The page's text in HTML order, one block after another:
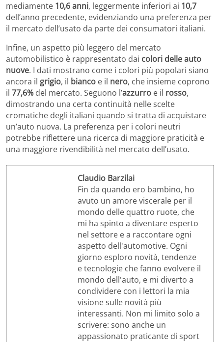
mediamente 10,6 anni, leggermente inferiori ai 10,7
dell’anno precedente, evidenziando una preferenza per
il mercato dell’usato da parte dei consumatori italiani.
Infine, un aspetto più leggero del mercato
automobilistico è rappresentato dai colori delle auto
nuove. I dati mostrano come i colori più popolari siano
ancora il grigio, il bianco e il nero, che insieme coprono
il 77,6% del mercato. Seguono l’azzurro e il rosso,
dimostrando una certa continuità nelle scelte
cromatiche degli italiani quando si tratta di acquistare
un’auto nuova. La preferenza per i colori neutri
potrebbe riflettere una ricerca di maggiore praticità e
una maggiore rivendibilità nel mercato dell’usato.
Claudio Barzilai
Fin da quando ero bambino, ho
avuto un amore viscerale per il
mondo delle quattro ruote, che
mi ha spinto a diventare esperto
nel settore e a raccontare ogni
aspetto dell'automotive. Ogni
giorno esploro novità, tendenze
e tecnologie che fanno evolvere il
mondo dell'auto, e mi diverto a
condividere con i lettori la mia
visione sulle novità più
interessanti. Non mi limito solo a
scrivere: sono anche un
appassionato praticante di sport